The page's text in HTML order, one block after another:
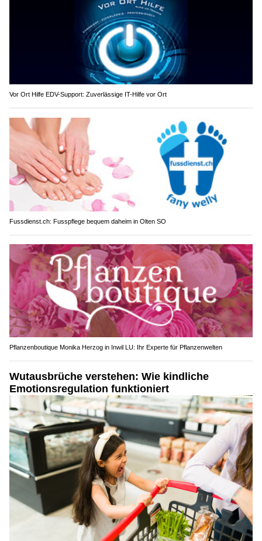
Vor Ort Hilfe EDV-Support: Zuverlässige IT-Hilfe vor Ort
Fussdienst.ch: Fusspflege bequem daheim in Olten SO
Pflanzenboutique Monika Herzog in Inwil LU: Ihr Experte für Pflanzenwelten
Wutausbrüche verstehen: Wie kindliche
Emotionsregulation funktioniert